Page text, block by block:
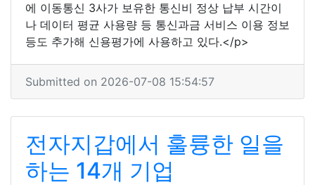
에 이동통신 3사가 보유한 통신비 정상 납부 시간이
나 데이터 평균 사용량 등 통신과금 서비스 이용 정보
등도 추가해 신용평가에 사용하고 있다.</p>
Submitted on 2026-07-08 15:54:57
전자지갑에서 훌륭한 일을
하는 14개 기업